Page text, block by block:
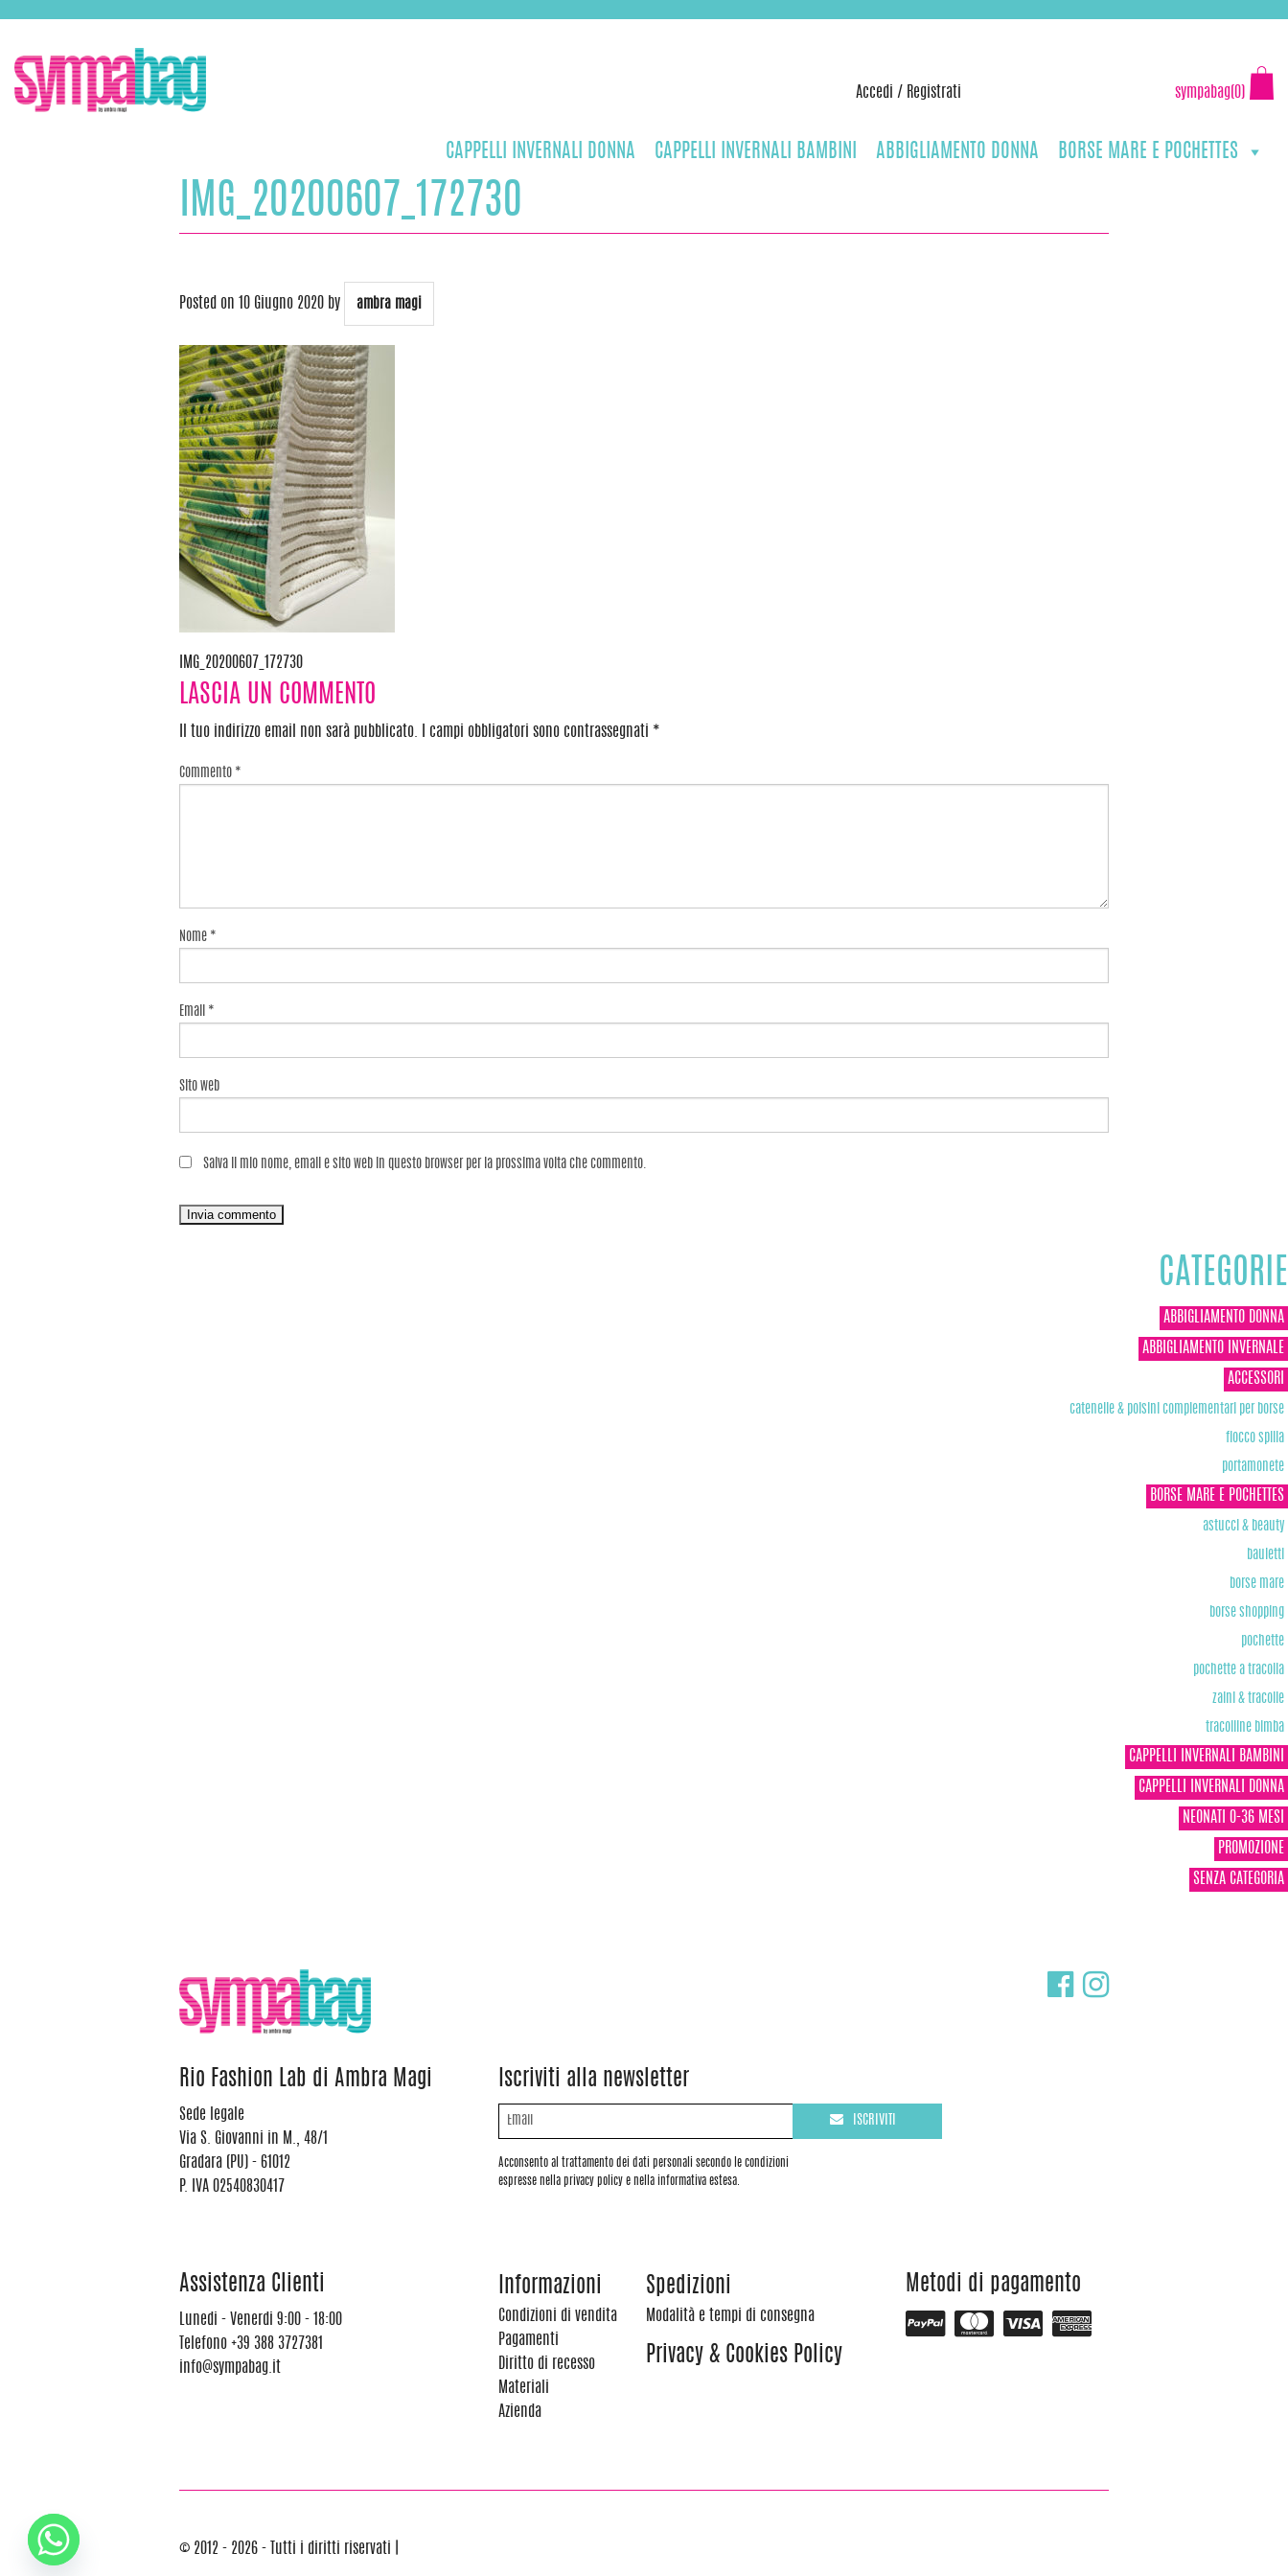
content
Accedi / Registrati sympabag(0)
CAPPELLI INVERNALI DONNA CAPPELLI INVERNALI BAMBINI ABBIGLIAMENTO DONNA BORSE MARE E POCHETTES
IMG_20200607_172730
Posted on 10 Giugno 2020 by ambra magi
Navigazione
articoli
IMG_20200607_172730
LASCIA UN COMMENTO
Il tuo indirizzo email non sarà pubblicato. I campi obbligatori sono contrassegnati *
Commento *
Nome *
Email *
Sito web
Salva il mio nome, email e sito web in questo browser per la prossima volta che commento.
CATEGORIE
ABBIGLIAMENTO DONNA
ABBIGLIAMENTO INVERNALE
ACCESSORI
catenelle & polsini complementari per borse
fiocco spilla
portamonete
BORSE MARE E POCHETTES
astucci & beauty
bauletti
borse mare
borse shopping
pochette
pochette a tracolla
zaini & tracolle
tracolline bimba
CAPPELLI INVERNALI BAMBINI
CAPPELLI INVERNALI DONNA
NEONATI 0-36 MESI
PROMOZIONE
SENZA CATEGORIA
Rio Fashion Lab di Ambra Magi
Sede legale
Via S. Giovanni in M., 48/1
Gradara (PU) - 61012
P. IVA 02540830417
Iscriviti alla newsletter
Acconsento al trattamento dei dati personali secondo le condizioni
espresse nella privacy policy e nella informativa estesa.
ISCRIVITI
Assistenza Clienti
Lunedi - Venerdi 9:00 - 18:00
Telefono +39 388 3727381
info@sympabag.it
Informazioni
Condizioni di vendita
Pagamenti
Diritto di recesso
Materiali
Azienda
Spedizioni
Modalità e tempi di consegna
Privacy & Cookies Policy
Metodi di pagamento
© 2012 - 2026 - Tutti i diritti riservati |